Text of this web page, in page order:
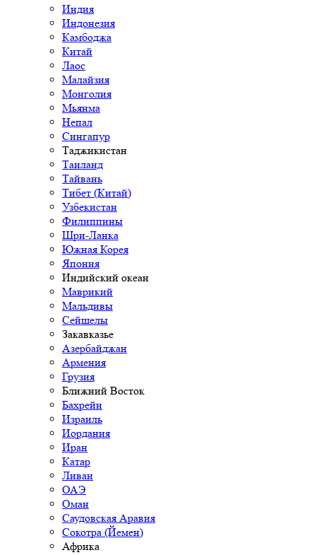
Индия
Индонезия
Камбоджа
Китай
Лаос
Малайзия
Монголия
Мьянма
Непал
Сингапур
Таджикистан
Таиланд
Тайвань
Тибет (Китай)
Узбекистан
Филиппины
Шри-Ланка
Южная Корея
Япония
Индийский океан
Маврикий
Мальдивы
Сейшелы
Закавказье
Азербайджан
Армения
Грузия
Ближний Восток
Бахрейн
Израиль
Иордания
Иран
Катар
Ливан
ОАЭ
Оман
Саудовская Аравия
Сокотра (Йемен)
Африка